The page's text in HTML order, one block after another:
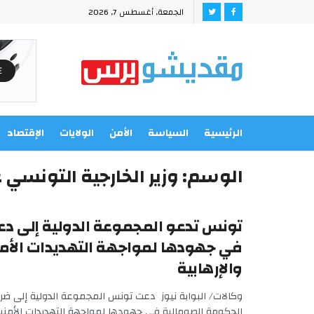
الجمعة, أغسطس 7, 2026
الرئيسية السياسة الأمن الولايات الإقتصاد
الوسم:وزير الخارجية
تونس تدعو المجموعة الدولية إلى
في جهودها لمواجهة التهديدات
والإرهابية
وكالات/ البوابة نيوز دعت تونس المجموعة الدولية إلى